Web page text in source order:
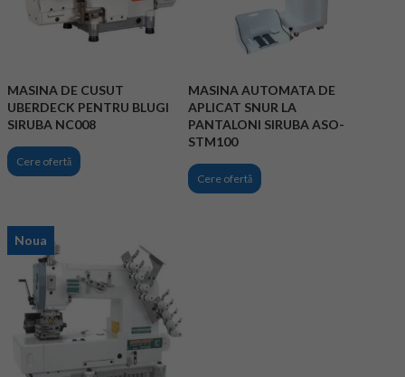
MASINA DE CUSUT
UBERDECK PENTRU BLUGI
SIRUBA NC008
Cere ofertă
MASINA AUTOMATA DE
APLICAT SNUR LA
PANTALONI SIRUBA ASO-
STM100
Cere ofertă
Noua